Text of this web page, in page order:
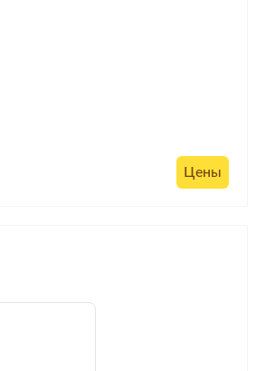
Цены